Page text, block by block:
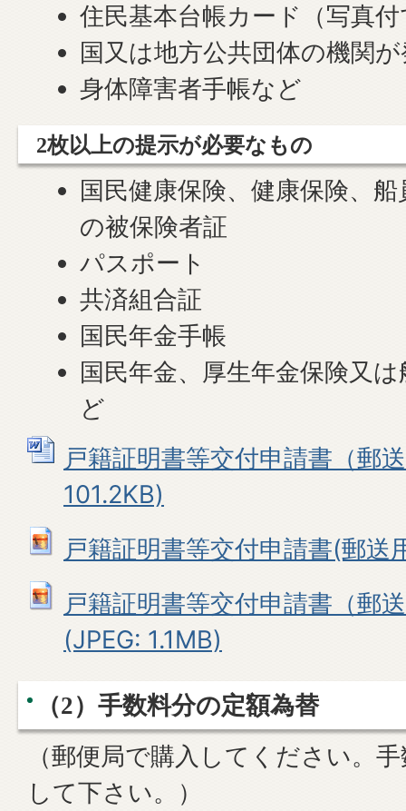
住民基本台帳カード（写真
国又は地方公共団体の機関
身体障害者手帳など
2枚以上の提示が必要なもの
国民健康保険、健康保険、
の被保険者証
パスポート
共済組合証
国民年金手帳
国民年金、厚生年金保険又
ど
戸籍証明書等交付申請書（郵
101.2KB)
戸籍証明書等交付申請書(郵
戸籍証明書等交付申請書（郵
(JPEG: 1.1MB)
（2）手数料分の定額為替
（郵便局で購入してください。
して下さい。）